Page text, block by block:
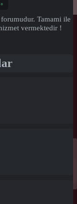
Tamami ile
vermektedir !